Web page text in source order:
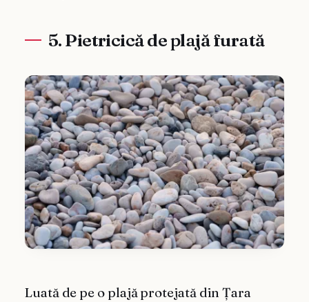
5. Pietricică de plajă furată
Luată de pe o plajă protejată din Țara